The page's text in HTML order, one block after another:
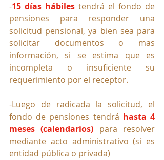
-15 días hábiles tendrá el fondo de
pensiones para responder una
solicitud pensional, ya bien sea para
solicitar documentos o mas
información, si se estima que es
incompleta o insuficiente su
requerimiento por el receptor.
-Luego de radicada la solicitud, el
fondo de pensiones tendrá hasta 4
meses (calendarios) para resolver
mediante acto administrativo (si es
entidad pública o privada)